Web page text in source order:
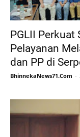
PGLII Perkuat
Pelayanan
dan PP di
BhinnekaNews71.Com